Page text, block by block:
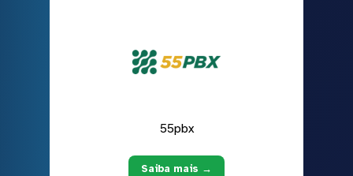
55pbx
Saiba mais →